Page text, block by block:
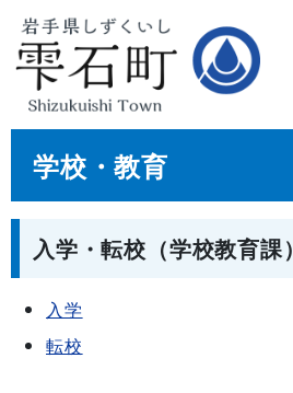
学校・教育
入学・転校（学校教育課）
入学
転校